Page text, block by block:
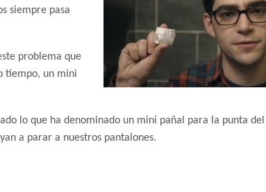
siempre pasa
problema que
tiempo, un mini
lo que ha denominado un mini pañal para la punta
a parar a nuestros pantalones.